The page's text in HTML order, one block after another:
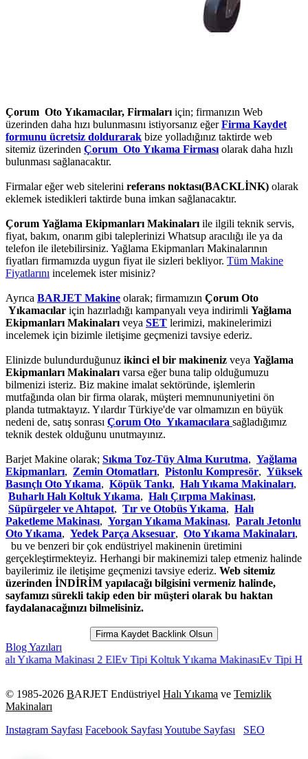
Çorum Oto Yıkamacılar, Firmalarıiçin; firmanızın Web
üzerinden daha hızı bulunmasını istiyorsanız eğerFirma Kaydet
formunu ücretsiz doldurarak bize yolladığınız taktirde web
sitemiz üzerinden Çorum Oto Yıkama Firmasıolarak daha hızlı
bulunması sağlanacaktır.
Firmalar eğer web sitelerini referans noktası(BACKLİNK) olarak
eklemek istedikleri taktirde buna imkan sağlanacaktır.
Çorum Yağlama Ekipmanları Makinalarıile ilgili teknik servis,
fiyat, bakım, onarım gibi taleplerinizi Whatsup aracılığı ile ya da
telefon ile iletebilirsiniz. Yağlama Ekipmanları Makinalarının
fiyatları firmamızda uygun fiyat ile sizleri bekliyor. Tüm Makine
Fiyatlarını incelemek ister misiniz?
Ayrıca BARJET Makine olarak; firmamızın Çorum Oto
Yıkamacılar için hazırladığı kampanyalı veya indirimli Yağlama
Ekipmanları Makinalarıveya SET lerimizi, makinelerimizi
incelemek için bizimle iletişime geçmenizi tavsiye ederiz.
Elinizde bulundurduğunuz ikinci el bir makineniz veya Yağlama
Ekipmanları Makinalarıvarsa eğer buna talip olduğumuzu
bilmenizi isteriz. Biz makine imalat sektöründe, işlemlerin
mutfağında olan bir firma olarak, müşteri memnununiyetini ön
planda tutmaktayız. Yılardır Türkiye'de var olmamızın en büyük
nedeni de, satış sonrası Çorum Oto Yıkamacılara sağladığımız
teknik destek olduğunu unutmayınız.
Barjet Makine olarak; Sıkma Toz-Tüy Alma Kurutma, Yağlama
Ekipmanları, Zemin Otomatları, Pistonlu Kompresör, Yüksek
Basınçlı Oto Yıkama, Köpük Tankı, Halı Yıkama Makinaları,
Buharlı Halı Koltuk Yıkama, Halı Çırpma Makinası,
Süpürgeler ve Ahtapot, Tır ve Otobüs Yıkama, Halı
Paketleme Makinası, Yorgan Yıkama Makinası, Paralı Jetonlu
Oto Yıkama, Yedek Parça Aksesuar, Oto Yıkama Makinaları,
bu ve benzeri bir çok endüstriyel makinenin üretimini
gerçekleştirmekteyiz. Herhangi bir makinemizi talep etmeniz halinde
bayilerimiz ile iletişime geçmenizi tavsiye ederiz. Web sitemiz
üzerinden İNDİRİM yapılacağı bilgisini vermeniz halinde,
sayfamızı sürekli takip eden bir müşteri olarak bu haktan
faydalanacağınızı bilmelisiniz.
Firma Kaydet Backlink Olsun
Blog Yazıları
Makinası 2 ElEv Tipi Koltuk Yıkama MakinasıEv Tipi Halı
© 1985-2026 BARJET Endüstriyel Halı Yıkama ve Temizlik
Makinaları
Instagram Sayfası Facebook SayfasıYoutube Sayfası SEO